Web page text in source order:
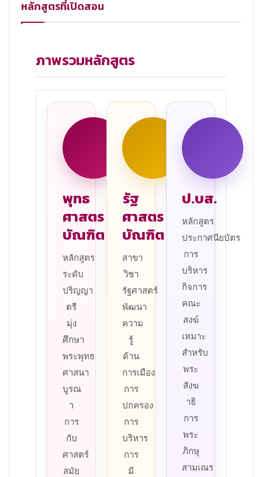
หลักสูตรที่เปิดสอน
ภาพรวมหลักสูตร
พุทธ
ศาสตร
บัณฑิต
หลักสูตร
ระดับ
ปริญญา
ตรี
มุ่ง
ศึกษา
พระพุทธ
ศาสนา
บูรณ
า
การ
กับ
ศาสตร์
สมัย
รัฐ
ศาสตร
บัณฑิต
สาขา
วิชา
รัฐศาสตร์
พัฒนา
ความ
รู้
ด้าน
การเมือง
การ
ปกครอง
การ
บริหาร
การ
มี
ป.บส.
หลักสูตร
ประกาศนียบัตร
การ
บริหาร
กิจการ
คณะ
สงฆ์
เหมาะ
สำหรับ
พระ
สังฆ
าธิ
การ
พระ
ภิกษุ
สามเณร